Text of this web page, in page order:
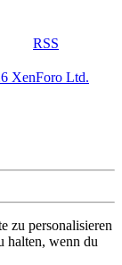
RSS
XenForo Ltd.
zu personalisieren
halten, wenn du